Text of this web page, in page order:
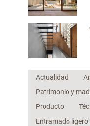
Actualidad
Patrimonio y
Producto
Entramado ligero